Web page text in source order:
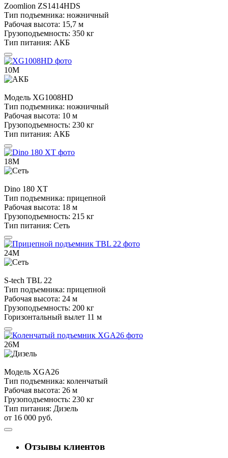
Zoomlion ZS1414HDS
Тип подъемника: ножничный
Рабочая высота: 15,7 м
Грузоподъемность: 350 кг
Тип питания: АКБ
10М
Модель XG1008HD
Тип подъемника: ножничный
Рабочая высота: 10 м
Грузоподъемность: 230 кг
Тип питания: АКБ
18М
Dino 180 XT
Тип подъемника: прицепной
Рабочая высота: 18 м
Грузоподъемность: 215 кг
Тип питания: Сеть
24М
S-tech TBL 22
Тип подъемника: прицепной
Рабочая высота: 24 м
Грузоподъемность: 200 кг
Горизонтальный вылет 11 м
26М
Модель XGA26
Тип подъемника: коленчатый
Рабочая высота: 26 м
Грузоподъемность: 230 кг
Тип питания: Дизель
от 16 000 руб.
Отзывы клиентов